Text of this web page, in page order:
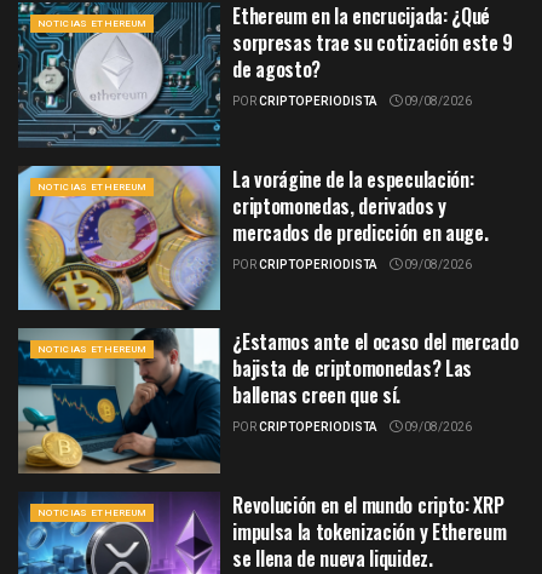
NOTICIAS ETHEREUM
Ethereum en la encrucijada: ¿Qué
sorpresas trae su cotización este 9
de agosto?
PORCRIPTOPERIODISTA 09/08/2026
NOTICIAS ETHEREUM
La vorágine de la especulación:
criptomonedas, derivados y
mercados de predicción en auge.
PORCRIPTOPERIODISTA 09/08/2026
NOTICIAS ETHEREUM
¿Estamos ante el ocaso del mercado
bajista de criptomonedas? Las
ballenas creen que sí.
PORCRIPTOPERIODISTA 09/08/2026
NOTICIAS ETHEREUM
Revolución en el mundo cripto: XRP
impulsa la tokenización y Ethereum
se llena de nueva liquidez.